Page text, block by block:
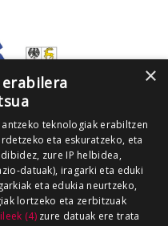
×
teknologiak erabiltzen
eta eskuratzeko, eta
zure IP helbidea,
datuak), iragarki eta eduki
eta edukia neurtzeko,
lortzeko eta zerbitzuak
(4)zure datuak ere trata